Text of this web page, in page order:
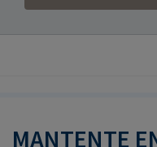
MANTENTE